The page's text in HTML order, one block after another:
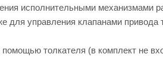
исполнительными механизмами
для управления клапанами привода
толкателя (в комплект не